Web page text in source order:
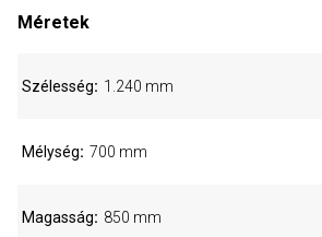
Méretek
Szélesség 1.240 mm
Mélység 700 mm
Magasság 850 mm